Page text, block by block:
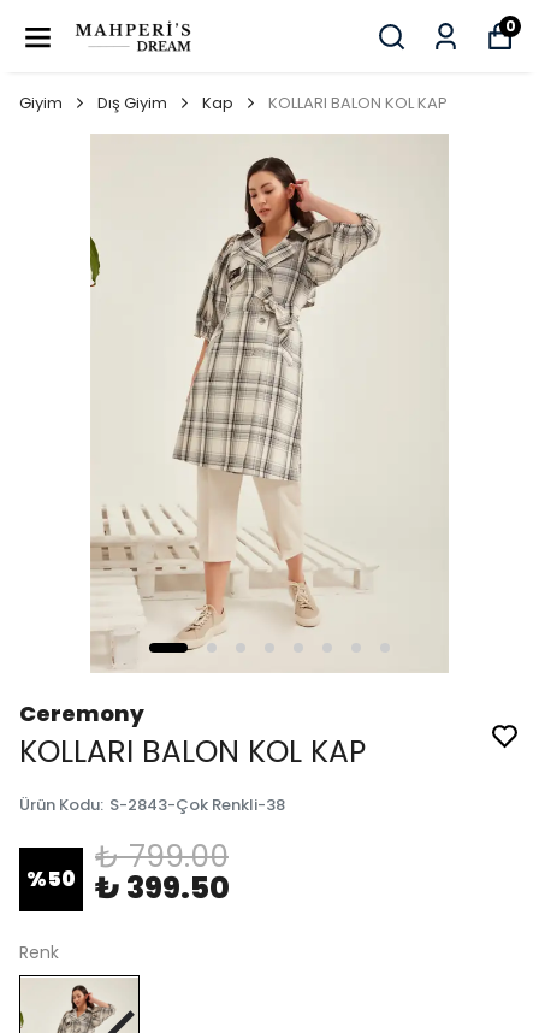
0
Giyim Dış Giyim Kap KOLLARI BALON KOL KAP
Ceremony
KOLLARI BALON KOL KAP
Ürün Kodu: S-2843-Çok Renkli-38
%50
₺ 799.00
₺ 399.50
Renk